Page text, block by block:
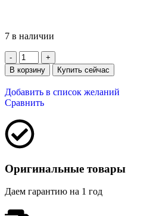
7 в наличии
В корзину Купить сейчас
Добавить в список желаний
Сравнить
Оригинальные товары
Даем гарантию на 1 год